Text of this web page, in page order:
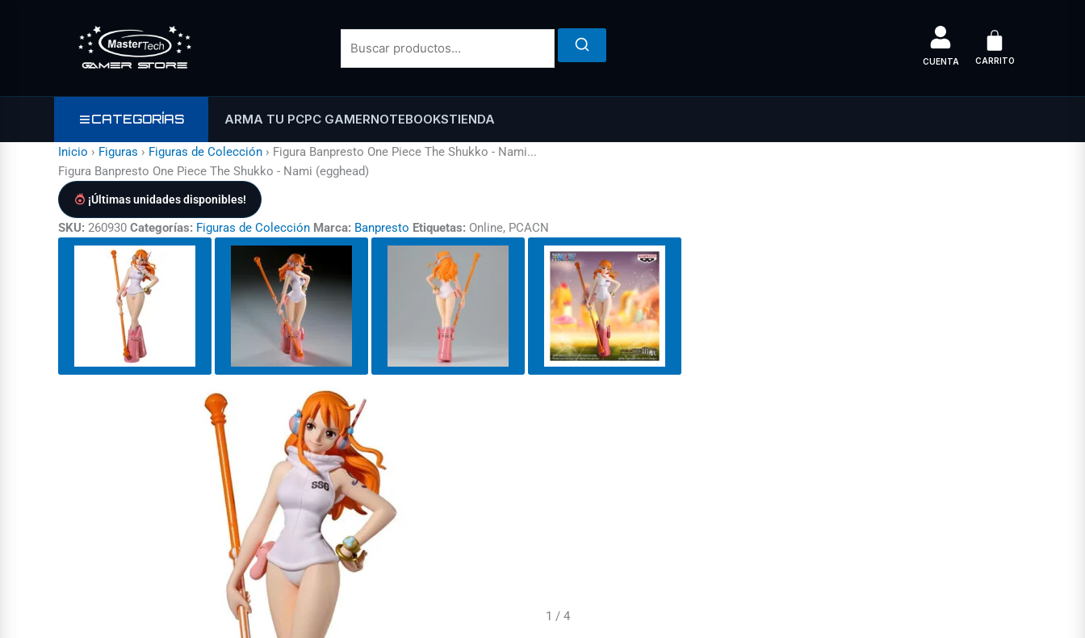
CUENTA CARRITO
CATEGORÍAS ARMA TU PCPC GAMERNOTEBOOKSTIENDA
Inicio › Figuras › Figuras de Colección › Figura Banpresto One Piece The Shukko - Nami...
Figura Banpresto One Piece The Shukko - Nami (egghead)
¡Últimas unidades disponibles!
SKU: 260930 Categorías: Figuras de Colección Marca: Banpresto Etiquetas: Online, PCACN
1 / 4